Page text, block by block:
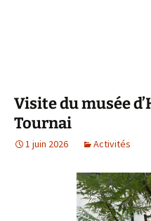
Visite du musée
Tournai
1 juin 2026 Activités